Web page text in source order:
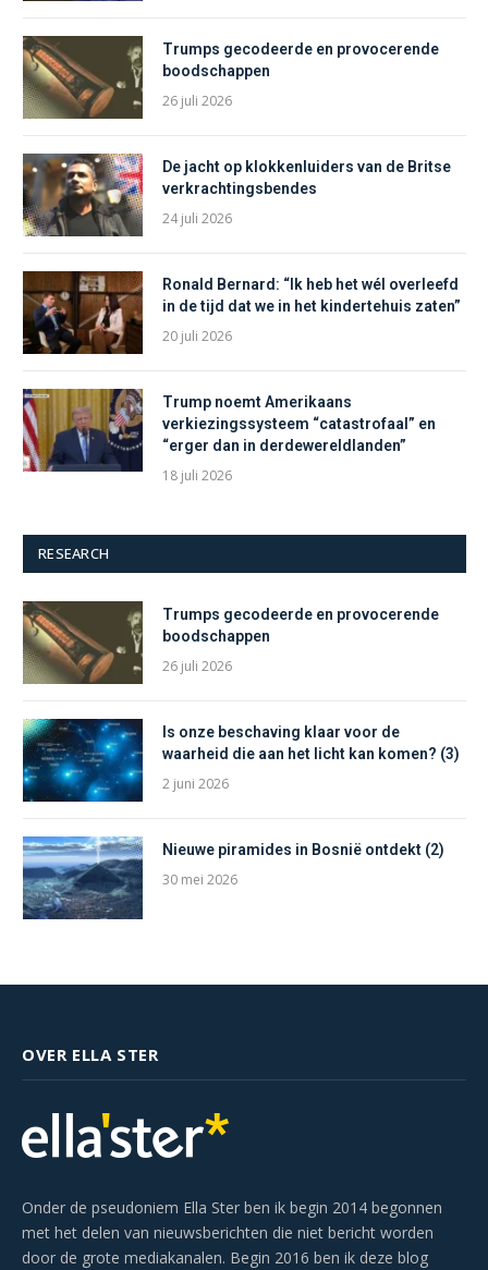
Trumps gecodeerde en provocerende
boodschappen
26 juli 2026
De jacht op klokkenluiders van de Britse
verkrachtingsbendes
24 juli 2026
Ronald Bernard: “Ik heb het wél overleefd
in de tijd dat we in het kindertehuis zaten”
20 juli 2026
Trump noemt Amerikaans
verkiezingssysteem “catastrofaal” en
“erger dan in derdewereldlanden”
18 juli 2026
RESEARCH
Trumps gecodeerde en provocerende
boodschappen
26 juli 2026
Is onze beschaving klaar voor de
waarheid die aan het licht kan komen? (3)
2 juni 2026
Nieuwe piramides in Bosnië ontdekt (2)
30 mei 2026
OVER ELLA STER
Onder de pseudoniem Ella Ster ben ik begin 2014 begonnen
met het delen van nieuwsberichten die niet bericht worden
door de grote mediakanalen. Begin 2016 ben ik deze blog